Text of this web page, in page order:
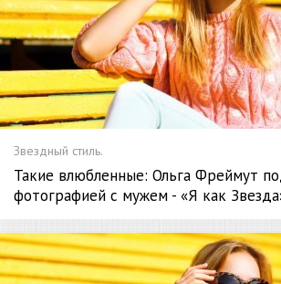
Звездный стиль.
Такие влюбленные: Ольга Фреймут
фотографией с мужем - «Я как